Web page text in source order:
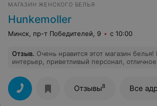
МАГАЗИН ЖЕНСКОГО БЕЛЬЯ
Hunkemoller
Минск, пр-т Победителей, 9 с 10:00
Отзыв. Очень нравится этот магазин
интерьер, приветливый персонал, отличное
зато хорошее качество.
Отзывы8 Все